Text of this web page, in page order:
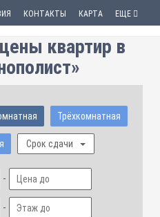
КОНТАКТЫ КАРТА ЕЩЕ
квартир в
Трёхкомнатная
Срок сдачи
-
-